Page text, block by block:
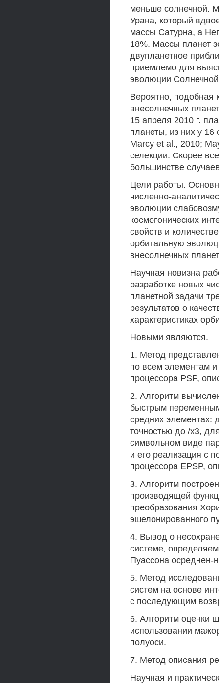
меньше солнечной.
Урана, который
массы Сатурна, а
18%. Массы планет
двупланетное
приемлемо для
эволюции
Вероятно, подобная
внесолнечных
15 апреля 2010 г.
планеты, из них у 16
Marcy et al., 2010;
селекции. Скорее
большинстве
Цели работы.
численно-
эволюции
космогонических
свойств и
орбитальную
внесолнечных
Научная новизна
разработке новых
планетной задачи
результатов о
характеристиках
Новыми являются.
1. Метод
по всем элементам
процессора PSP,
2. Алгоритм
быстрым
средних
точностью до /х3,
символьном виде
и его реализация с
процессора EPSP,
3. Алгоритм
производящей
преобразования
эшелонированного
4. Вывод о
системе,
Пуассона осреднен-
5. Метод
систем на основе
с последующим
6. Алгоритм оценки
использовании
полуоси.
7. Метод описания
Научная и